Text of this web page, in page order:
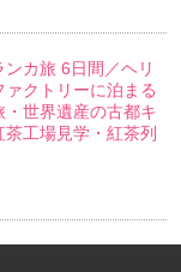
カ旅 6日間／ヘリ
ァクトリーに泊まる
・世界遺産の古都キ
工場見学・紅茶列